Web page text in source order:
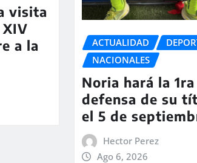
visita
a la
ACTUALIDAD
NACIONALES
Noria hará la 1ra
defensa de su
el 5 de
Hector Perez
Ago 6, 2026